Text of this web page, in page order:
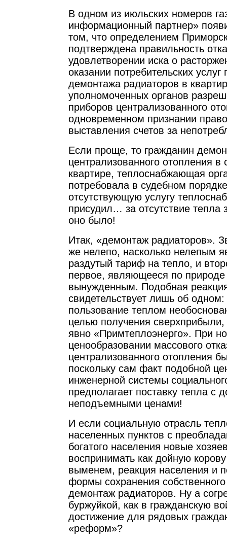
В одном из июльских номеров
информационный партнер»
том, что определением
подтверждена правильность
удовлетворении иска о
оказании потребительских
демонтажа радиаторов в
уполномоченных органов
приборов централизованного
одновременном признании
выставления счетов за
Если проще, то гражданин
централизованного отопления в
квартире, теплоснабжающая
потребовала в судебном
отсутствующую услугу
присудил… за отсутствие тепла
оно было!
Итак, «демонтаж радиаторов».
же нелепо, насколько нелепым
раздутый тариф на тепло, и
первое, являющееся по
вынужденным. Подобная
свидетельствует лишь об одном:
пользование теплом
целью получения сверхприбыли,
явно «Примтеплоэнерго». При
ценообразовании массового
централизованного отопления
поскольку сам факт подобной
инженерной системы
предполагает поставку тепла с
неподъемными ценами!
И если социальную отрасль
населенных пунктов с
богатого населения новые
воспринимать как дойную
выменем, реакция населения и
формы сохранения
демонтаж радиаторов. Ну а
буржуйкой, как в гражданскую
достижение для рядовых
«реформ»?